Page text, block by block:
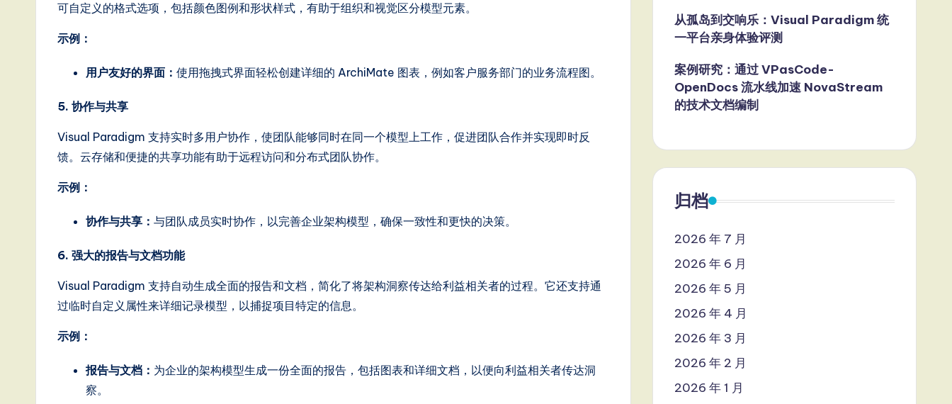
w
D
可自定义的格式选项，包括颜色图例和形状样式，有助于组织和视觉区分模型元素。
示例：
用户友好的界面： 使用拖拽式界面轻松创建详细的 ArchiMate 图表，例如客户服务部门的业务流程图。
5. 协作与共享
Visual Paradigm 支持实时多用户协作，使团队能够同时在同一个模型上工作，促进团队合作并实现即时反
馈。云存储和便捷的共享功能有助于远程访问和分布式团队协作。
示例：
协作与共享： 与团队成员实时协作，以完善企业架构模型，确保一致性和更快的决策。
6. 强大的报告与文档功能
Visual Paradigm 支持自动生成全面的报告和文档，简化了将架构洞察传达给利益相关者的过程。它还支持通
过临时自定义属性来详细记录模型，以捕捉项目特定的信息。
示例：
报告与文档： 为企业的架构模型生成一份全面的报告，包括图表和详细文档，以便向利益相关者传达洞
察。
从孤岛到交响乐：Visual Paradigm 统
一平台亲身体验评测
案例研究：通过 VPasCode-
OpenDocs 流水线加速 NovaStream
的技术文档编制
归档
2026 年 7 月
2026 年 6 月
2026 年 5 月
2026 年 4 月
2026 年 3 月
2026 年 2 月
2026 年 1 月